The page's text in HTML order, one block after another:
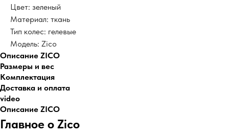
Цвет: зеленый
Материал: ткань
Тип колес: гелевые
Модель: Zico
Описание ZICO
Размеры и вес
Комплектация
Доставка и оплата
video
Описание ZICO
Главное о Zico